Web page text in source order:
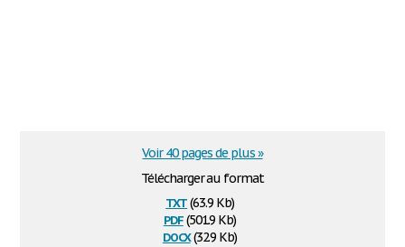
Télécharger au format
txt(63.9 Kb)
pdf(501.9 Kb)
docx(32.9 Kb)
Voir 40 pages de plus »